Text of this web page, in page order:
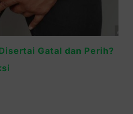
Kelamin Pria Gatal:
& Solusinya